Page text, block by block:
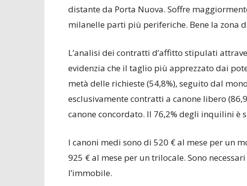
distante da Porta Nuova. Soffre
milanelle parti più periferiche. Bene la zona
L’analisi dei contratti d’affitto stipulati
evidenzia che il taglio più apprezzato dai
metà delle richieste (54,8%), seguito dal
esclusivamente contratti a canone libero
canone concordato. Il 76,2% degli inquilini è
I canoni medi sono di 520 € al mese per un
925 € al mese per un trilocale. Sono
l’immobile.